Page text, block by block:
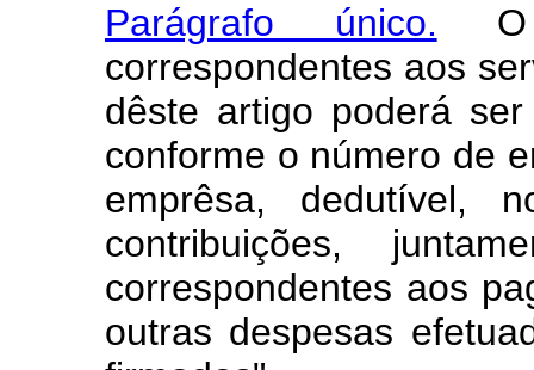
Parágrafo único. O
correspondentes aos
dêste artigo poderá
conforme o número de
emprêsa, dedutível,
contribuições,
correspondentes aos
outras despesas